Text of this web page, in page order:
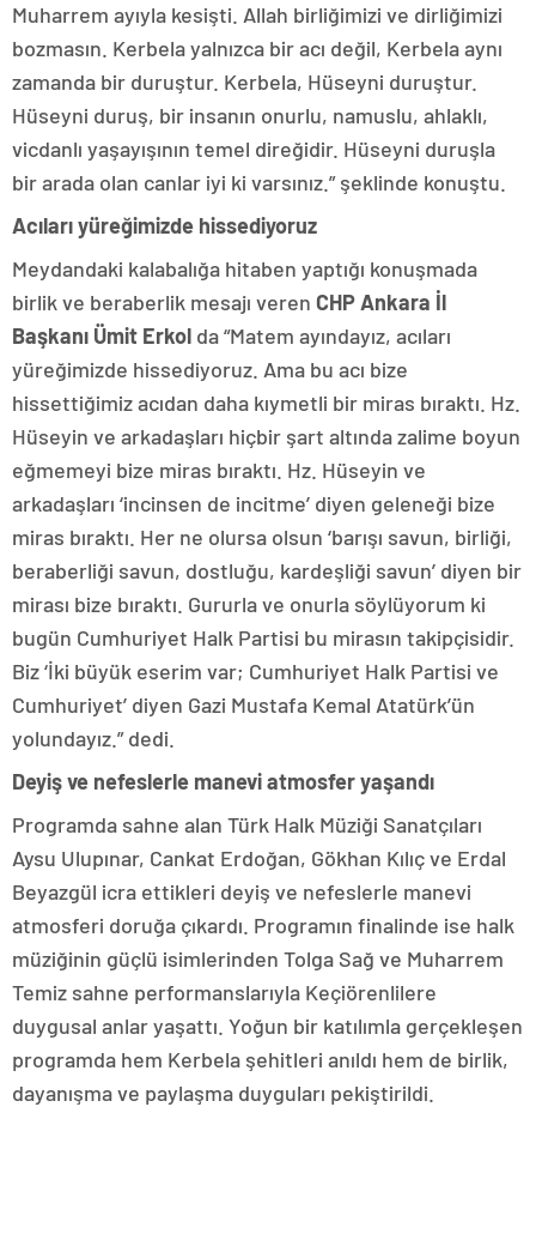
Muharrem ayıyla kesişti. Allah birliğimizi ve dirliğimizi
bozmasın. Kerbela yalnızca bir acı değil, Kerbela aynı
zamanda bir duruştur. Kerbela, Hüseyni duruştur.
Hüseyni duruş, bir insanın onurlu, namuslu, ahlaklı,
vicdanlı yaşayışının temel direğidir. Hüseyni duruşla
bir arada olan canlar iyi ki varsınız.” şeklinde konuştu.
Acıları yüreğimizde hissediyoruz
Meydandaki kalabalığa hitaben yaptığı konuşmada
birlik ve beraberlik mesajı veren CHP Ankara İl
Başkanı Ümit Erkol da “Matem ayındayız, acıları
yüreğimizde hissediyoruz. Ama bu acı bize
hissettiğimiz acıdan daha kıymetli bir miras bıraktı. Hz.
Hüseyin ve arkadaşları hiçbir şart altında zalime boyun
eğmemeyi bize miras bıraktı. Hz. Hüseyin ve
arkadaşları ‘incinsen de incitme’ diyen geleneği bize
miras bıraktı. Her ne olursa olsun ‘barışı savun, birliği,
beraberliği savun, dostluğu, kardeşliği savun’ diyen bir
mirası bize bıraktı. Gururla ve onurla söylüyorum ki
bugün Cumhuriyet Halk Partisi bu mirasın takipçisidir.
Biz ‘İki büyük eserim var; Cumhuriyet Halk Partisi ve
Cumhuriyet’ diyen Gazi Mustafa Kemal Atatürk’ün
yolundayız.” dedi.
Deyiş ve nefeslerle manevi atmosfer yaşandı
Programda sahne alan Türk Halk Müziği Sanatçıları
Aysu Ulupınar, Cankat Erdoğan, Gökhan Kılıç ve Erdal
Beyazgül icra ettikleri deyiş ve nefeslerle manevi
atmosferi doruğa çıkardı. Programın finalinde ise halk
müziğinin güçlü isimlerinden Tolga Sağ ve Muharrem
Temiz sahne performanslarıyla Keçiörenlilere
duygusal anlar yaşattı. Yoğun bir katılımla gerçekleşen
programda hem Kerbela şehitleri anıldı hem de birlik,
dayanışma ve paylaşma duyguları pekiştirildi.